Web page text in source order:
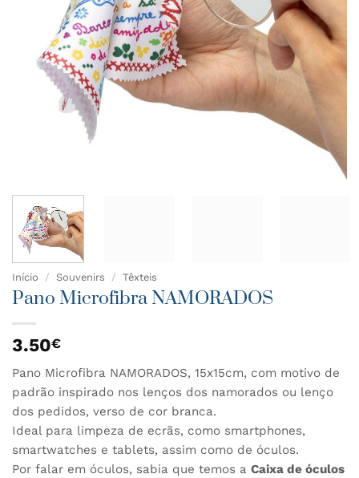
Início / Souvenirs / Têxteis
Pano Microfibra NAMORADOS
3.50€
Pano Microfibra NAMORADOS, 15x15cm, com motivo de
padrão inspirado nos lenços dos namorados ou lenço
dos pedidos, verso de cor branca.
Ideal para limpeza de ecrãs, como smartphones,
smartwatches e tablets, assim como de óculos.
Por falar em óculos, sabia que temos a Caixa de óculos